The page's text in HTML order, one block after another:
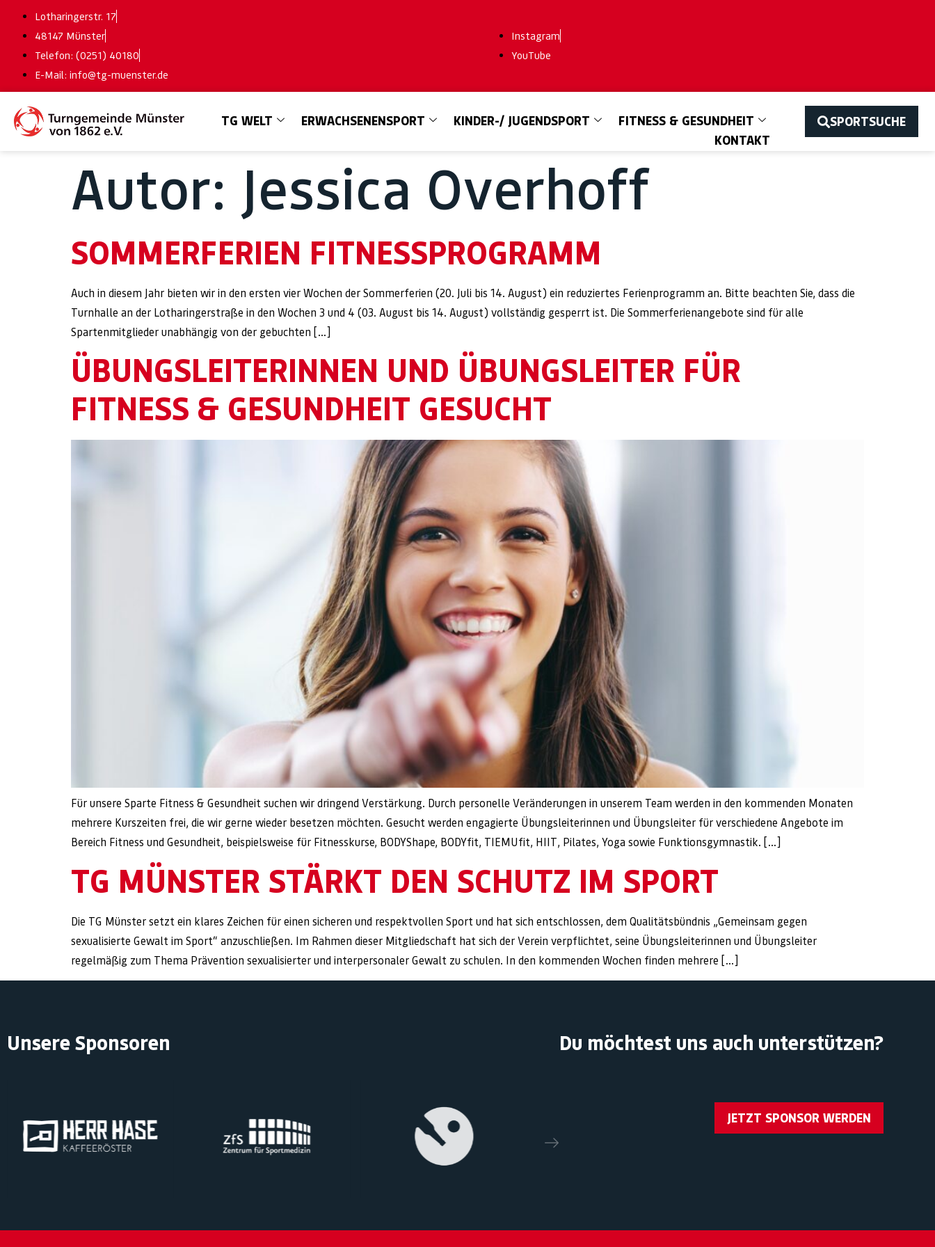
Lotharingerstr. 17
48147 Münster
Telefon: (0251) 40180
E-Mail: info@tg-muenster.de
Instagram
YouTube
TG WELT ERWACHSENENSPORT KINDER-/ JUGENDSPORT
FITNESS & GESUNDHEIT
KONTAKT
SPORTSUCHE
Autor: Jessica Overhoff
SOMMERFERIEN FITNESSPROGRAMM
Auch in diesem Jahr bieten wir in den ersten vier Wochen der Sommerferien (20. Juli bis 14. August) ein reduziertes Ferienprogramm an. Bitte beachten Sie, dass die
Turnhalle an der Lotharingerstraße in den Wochen 3 und 4 (03. August bis 14. August) vollständig gesperrt ist. Die Sommerferienangebote sind für alle
Spartenmitglieder unabhängig von der gebuchten […]
ÜBUNGSLEITERINNEN UND ÜBUNGSLEITER FÜR
FITNESS & GESUNDHEIT GESUCHT
Für unsere Sparte Fitness & Gesundheit suchen wir dringend Verstärkung. Durch personelle Veränderungen in unserem Team werden in den kommenden Monaten
mehrere Kurszeiten frei, die wir gerne wieder besetzen möchten. Gesucht werden engagierte Übungsleiterinnen und Übungsleiter für verschiedene Angebote im
Bereich Fitness und Gesundheit, beispielsweise für Fitnesskurse, BODYShape, BODYfit, TIEMUfit, HIIT, Pilates, Yoga sowie Funktionsgymnastik. […]
TG MÜNSTER STÄRKT DEN SCHUTZ IM SPORT
Die TG Münster setzt ein klares Zeichen für einen sicheren und respektvollen Sport und hat sich entschlossen, dem Qualitätsbündnis „Gemeinsam gegen
sexualisierte Gewalt im Sport“ anzuschließen. Im Rahmen dieser Mitgliedschaft hat sich der Verein verpflichtet, seine Übungsleiterinnen und Übungsleiter
regelmäßig zum Thema Prävention sexualisierter und interpersonaler Gewalt zu schulen. In den kommenden Wochen finden mehrere […]
Unsere Sponsoren Du möchtest uns auch unterstützen?
JETZT SPONSOR WERDEN